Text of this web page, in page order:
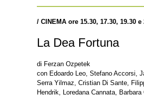
/ CINEMA ore 15.30, 17.30, 19.30 e
La Dea Fortuna
di Ferzan Ozpetek
con Edoardo Leo, Stefano Accorsi,
Serra Yilmaz, Cristian Di Sante,
Hendrik, Loredana Cannata, Barbara